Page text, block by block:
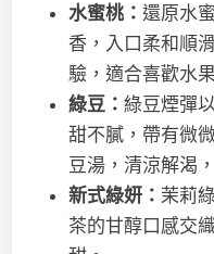
水蜜桃：還原水
香，入口柔和順
驗，適合喜歡水
綠豆：綠豆煙彈
甜不膩，帶有微
豆湯，清涼解渴
新式綠妍： 茉莉
茶的甘醇口感交